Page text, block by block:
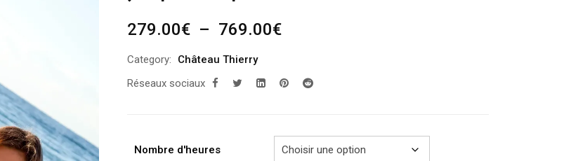
279.00€ – 769.00€Plage
279.00€
Category:
Château Thierry
Réseaux sociaux
Nombre d'heures